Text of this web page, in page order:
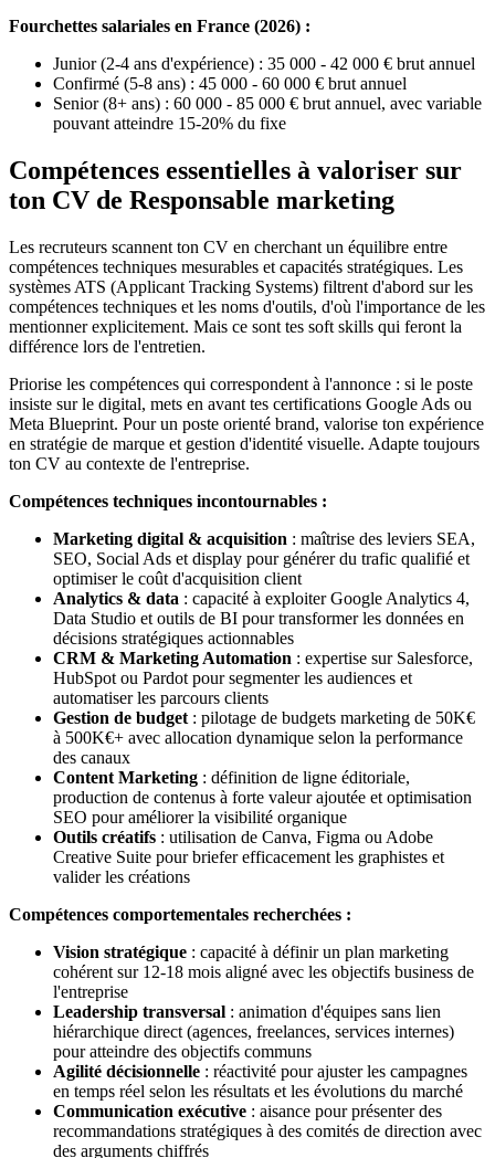
Fourchettes salariales en France (2026) :
Junior (2-4 ans d'expérience) : 35 000 - 42 000 € brut annuel
Confirmé (5-8 ans) : 45 000 - 60 000 € brut annuel
Senior (8+ ans) : 60 000 - 85 000 € brut annuel, avec variable
pouvant atteindre 15-20% du fixe
Compétences essentielles à valoriser sur
ton CV de Responsable marketing
Les recruteurs scannent ton CV en cherchant un équilibre entre
compétences techniques mesurables et capacités stratégiques. Les
systèmes ATS (Applicant Tracking Systems) filtrent d'abord sur les
compétences techniques et les noms d'outils, d'où l'importance de les
mentionner explicitement. Mais ce sont tes soft skills qui feront la
différence lors de l'entretien.
Priorise les compétences qui correspondent à l'annonce : si le poste
insiste sur le digital, mets en avant tes certifications Google Ads ou
Meta Blueprint. Pour un poste orienté brand, valorise ton expérience
en stratégie de marque et gestion d'identité visuelle. Adapte toujours
ton CV au contexte de l'entreprise.
Compétences techniques incontournables :
Marketing digital & acquisition : maîtrise des leviers SEA,
SEO, Social Ads et display pour générer du trafic qualifié et
optimiser le coût d'acquisition client
Analytics & data : capacité à exploiter Google Analytics 4,
Data Studio et outils de BI pour transformer les données en
décisions stratégiques actionnables
CRM & Marketing Automation : expertise sur Salesforce,
HubSpot ou Pardot pour segmenter les audiences et
automatiser les parcours clients
Gestion de budget : pilotage de budgets marketing de 50K€
à 500K€+ avec allocation dynamique selon la performance
des canaux
Content Marketing : définition de ligne éditoriale,
production de contenus à forte valeur ajoutée et optimisation
SEO pour améliorer la visibilité organique
Outils créatifs : utilisation de Canva, Figma ou Adobe
Creative Suite pour briefer efficacement les graphistes et
valider les créations
Compétences comportementales recherchées :
Vision stratégique : capacité à définir un plan marketing
cohérent sur 12-18 mois aligné avec les objectifs business de
l'entreprise
Leadership transversal : animation d'équipes sans lien
hiérarchique direct (agences, freelances, services internes)
pour atteindre des objectifs communs
Agilité décisionnelle : réactivité pour ajuster les campagnes
en temps réel selon les résultats et les évolutions du marché
Communication exécutive : aisance pour présenter des
recommandations stratégiques à des comités de direction avec
des arguments chiffrés